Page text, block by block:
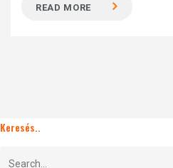
READ MORE
Keresés..